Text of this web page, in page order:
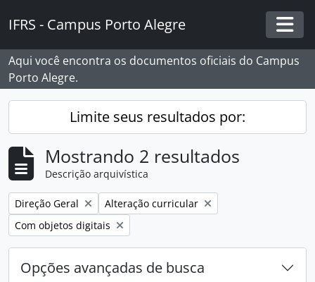
IFRS - Campus Porto Alegre
Aqui você encontra os documentos oficiais do Campus
Porto Alegre.
Limite seus resultados por:
Mostrando 2 resultados
Descrição arquivística
Remover filtro:
Direção Geral Remover filtro:
Alteração curricular
Remover filtro:
Com objetos digitais
Opções avançadas de busca